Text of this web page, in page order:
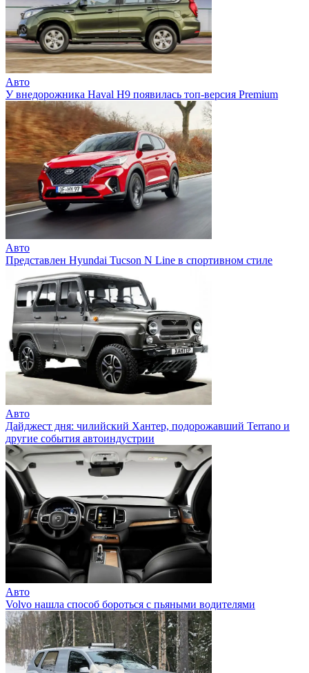
Авто
У внедорожника Haval H9 появилась топ-версия Premium
Авто
Представлен Hyundai Tucson N Line в спортивном стиле
Авто
Дайджест дня: чилийский Хантер, подорожавший Terrano и
другие события автоиндустрии
Авто
Volvo нашла способ бороться с пьяными водителями